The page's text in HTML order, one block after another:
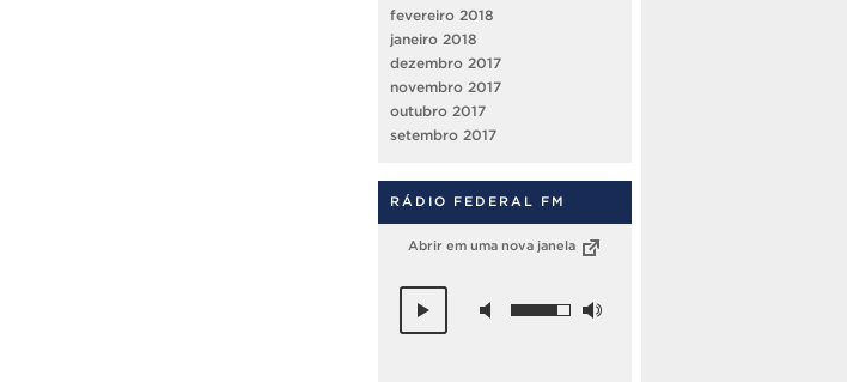
fevereiro 2018
janeiro 2018
dezembro 2017
novembro 2017
outubro 2017
setembro 2017
RÁDIO FEDERAL FM
Abrir em uma nova janela